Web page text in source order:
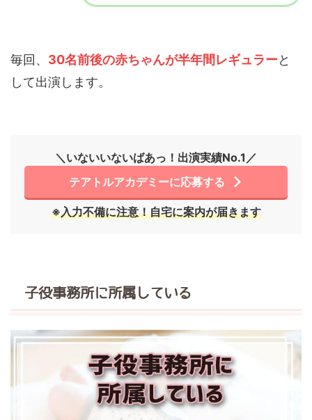
毎回、 30名前後の赤ちゃんが半年間レギュラーと
して出演します。
＼いないいないばあっ！出演実績No.1／
テアトルアカデミーに応募する
※入力不備に注意！自宅に案内が届きます
子役事務所に所属している